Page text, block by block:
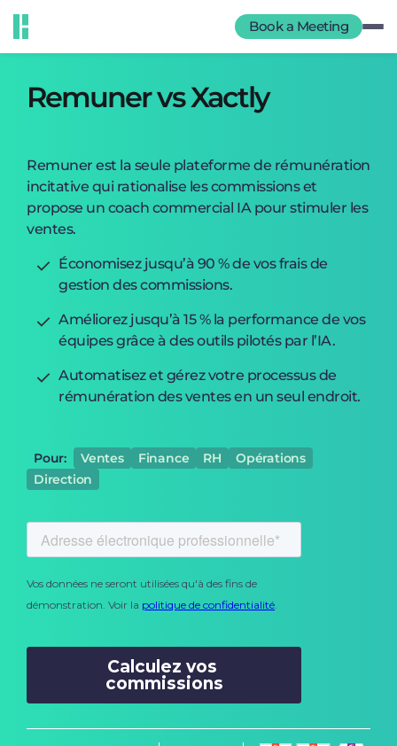
Book a Meeting
Remuner vs Xactly
Remuner est la seule plateforme de rémunération
incitative qui rationalise les commissions et
propose un coach commercial IA pour stimuler les
ventes.
Économisez jusqu’à 90 % de vos frais de
gestion des commissions.
Améliorez jusqu’à 15 % la performance de vos
équipes grâce à des outils pilotés par l’IA.
Automatisez et gérez votre processus de
rémunération des ventes en un seul endroit.
Pour: Ventes Finance RH
Opérations
Direction